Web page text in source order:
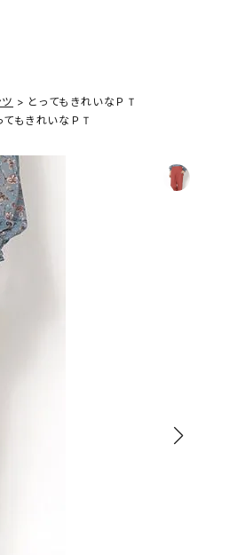
とってもきれいなＰＴ
てもきれいなＰＴ